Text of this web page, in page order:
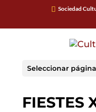
Sociedad
Seleccionar página
FIESTES